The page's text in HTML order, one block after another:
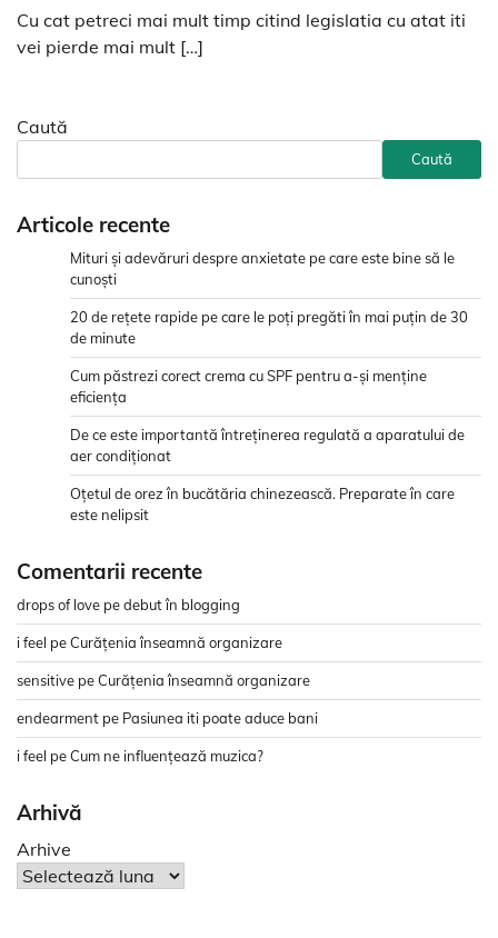
Cu cat petreci mai mult timp citind legislatia cu atat iti
vei pierde mai mult […]
Caută
Caută
Articole recente
Mituri și adevăruri despre anxietate pe care este bine să le
cunoști
20 de rețete rapide pe care le poți pregăti în mai puțin de 30
de minute
Cum păstrezi corect crema cu SPF pentru a-și menține
eficiența
De ce este importantă întreținerea regulată a aparatului de
aer condiționat
Oțetul de orez în bucătăria chinezească. Preparate în care
este nelipsit
Comentarii recente
drops of love pedebut în blogging
i feel peCurățenia înseamnă organizare
sensitive peCurățenia înseamnă organizare
endearment pe Pasiunea iti poate aduce bani
i feel peCum ne influențează muzica?
Arhivă
Arhive